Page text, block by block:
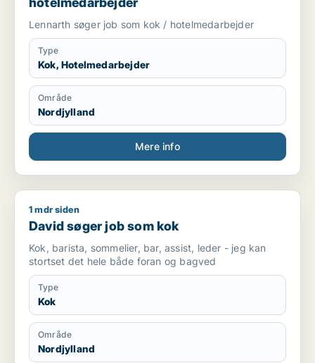
Lennarth søger job som kok / hotelmedarbejder
Type
Kok, Hotelmedarbejder
Område
Nordjylland
Mere info
David søger job som kok
1 mdr siden
David søger job som kok
Kok, barista, sommelier, bar, assist, leder - jeg kan
stortset det hele både foran og bagved
Type
Kok
Område
Nordjylland